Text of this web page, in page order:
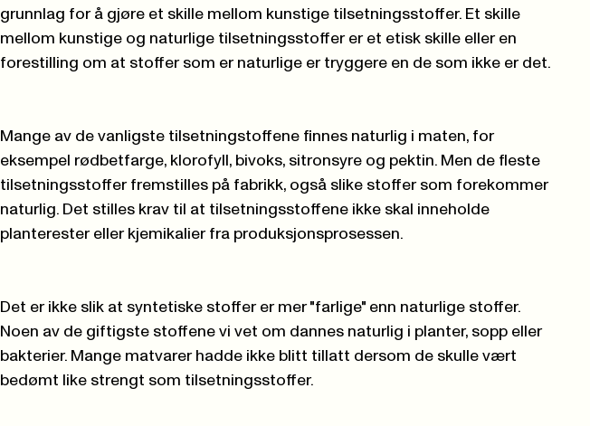
grunnlag for å gjøre et skille mellom kunstige tilsetningsstoffer. Et skille
mellom kunstige og naturlige tilsetningsstoffer er et etisk skille eller en
forestilling om at stoffer som er naturlige er tryggere en de som ikke er det.
Mange av de vanligste tilsetningstoffene finnes naturlig i maten, for
eksempel rødbetfarge, klorofyll, bivoks, sitronsyre og pektin. Men de fleste
tilsetningsstoffer fremstilles på fabrikk, også slike stoffer som forekommer
naturlig. Det stilles krav til at tilsetningsstoffene ikke skal inneholde
planterester eller kjemikalier fra produksjonsprosessen.
Det er ikke slik at syntetiske stoffer er mer "farlige" enn naturlige stoffer.
Noen av de giftigste stoffene vi vet om dannes naturlig i planter, sopp eller
bakterier. Mange matvarer hadde ikke blitt tillatt dersom de skulle vært
bedømt like strengt som tilsetningsstoffer.